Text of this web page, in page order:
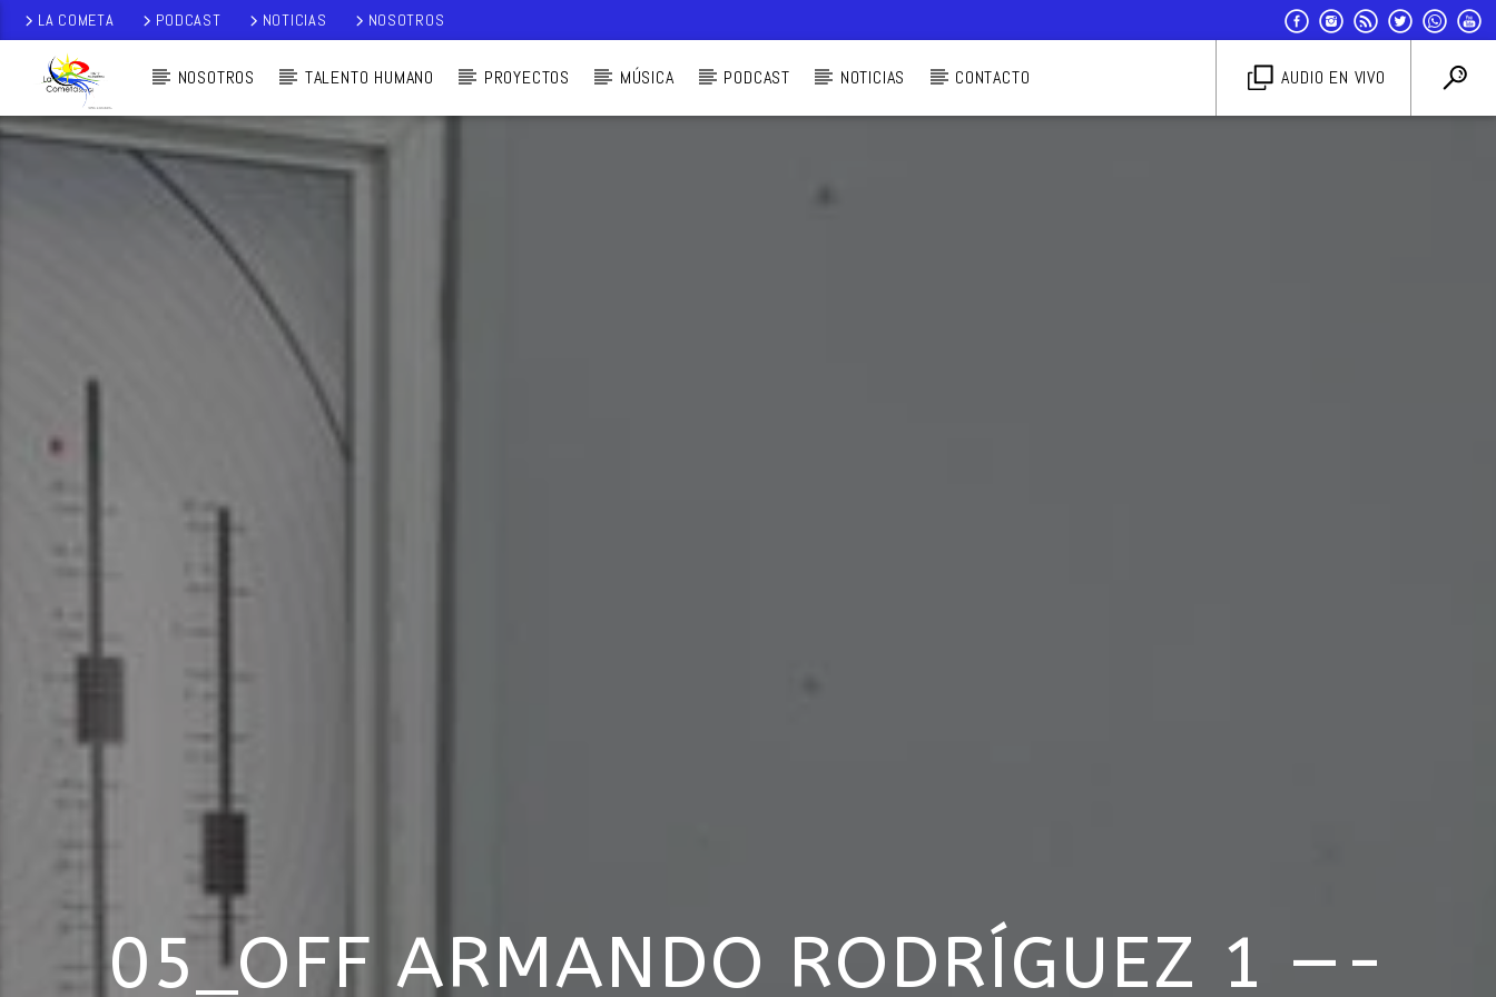
LA COMETA PODCAST NOTICIAS NOSOTROS
NOSOTROS TALENTO HUMANO PROYECTOS MÚSICA PODCAST NOTICIAS CONTACTO AUDIO EN VIVO
AUDIO EN VI
SEÑALES A CIELO
05_OFF ARMANDO RODRÍGUEZ 1 —-